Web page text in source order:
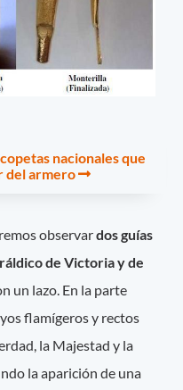
nacionales que
del armero
observardos guías
de Victoria y de
un lazo. En la parte
flamígeros y rectos
la Majestad y la
la aparición de una